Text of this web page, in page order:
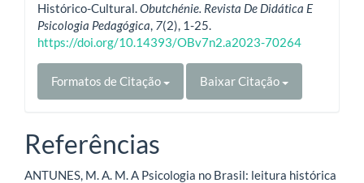
Histórico-Cultural.Obutchénie. Revista De Didática E
Psicologia Pedagógica, 7(2), 1-25.
https://doi.org/10.14393/OBv7n2.a2023-70264
Formatos de Citação Baixar Citação
Referências
ANTUNES, M. A. M. A Psicologia no Brasil: leitura histórica